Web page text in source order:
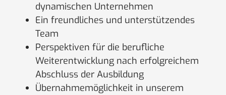
dynamischen Unternehmen
Ein freundliches und unterstützendes
Team
Perspektiven für die berufliche
Weiterentwicklung nach erfolgreichem
Abschluss der Ausbildung
Übernahmemöglichkeit in unserem